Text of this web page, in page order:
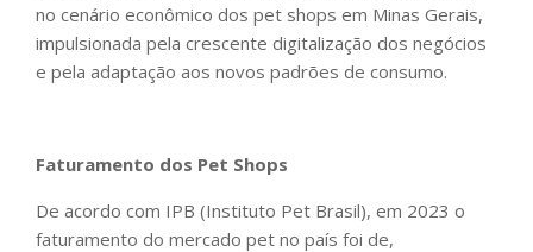
no cenário econômico dos pet shops em Minas Gerais,
impulsionada pela crescente digitalização dos negócios
e pela adaptação aos novos padrões de consumo.
Faturamento dos Pet Shops
De acordo com IPB (Instituto Pet Brasil), em 2023 o
faturamento do mercado pet no país foi de,